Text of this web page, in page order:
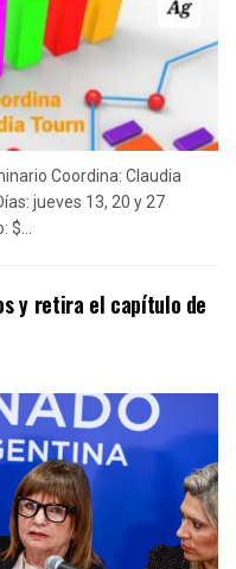
Coordina: Claudia
jueves 13, 20 y 27
$...
y retira el capítulo de